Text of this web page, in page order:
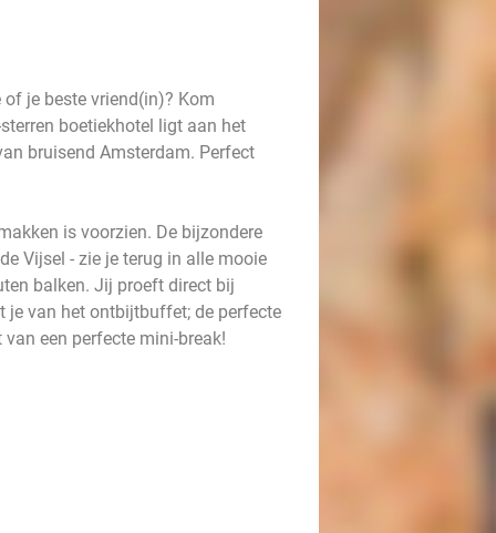
je beste vriend(in)? Kom
boetiekhotel ligt aan het
bruisend Amsterdam. Perfect
is voorzien. De bijzondere
Vijsel - zie je terug in alle mooie
balken. Jij proeft direct bij
je van het ontbijtbuffet; de perfecte
een perfecte mini-break!